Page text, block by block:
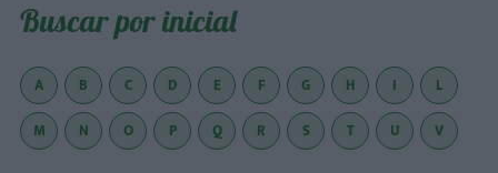
Buscar por inicial
A B C D E F G H I
L
M
N O P Q R S T U V